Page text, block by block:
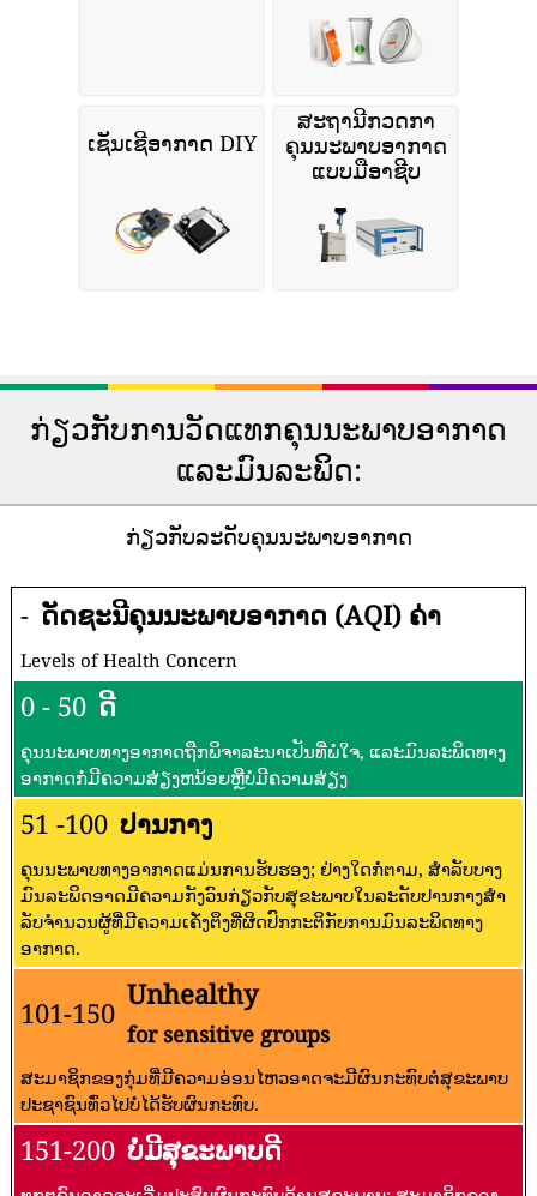
ເຊັນເຊີອາກາດ DIY
ສະຖານີກວດກາ
ຄຸນນະພາບອາກາດ
ແບບມືອາຊີບ
ກ່ຽວກັບການວັດແທກຄຸນນະພາບອາກາດ
ແລະມົນລະພິດ:
ກ່ຽວກັບລະດັບຄຸນນະພາບອາກາດ
- ດັດຊະນີຄຸນນະພາບອາກາດ (AQI) ຄ່າ
Levels of Health Concern
0 - 50 ດີ
ຄຸນນະພາບທາງອາກາດຖືກພິຈາລະນາເປັນທີ່ພໍໃຈ, ແລະມົນລະພິດທາງ
ອາກາດກໍ່ມີຄວາມສ່ຽງຫນ້ອຍຫຼືບໍ່ມີຄວາມສ່ຽງ
51 -100 ປານກາງ
ຄຸນນະພາບທາງອາກາດແມ່ນການຮັບຮອງ; ຢ່າງໃດກໍ່ຕາມ, ສໍາລັບບາງ
ມົນລະພິດອາດມີຄວາມກັງວົນກ່ຽວກັບສຸຂະພາບໃນລະດັບປານກາງສໍາ
ລັບຈໍານວນຜູ້ທີ່ມີຄວາມເຄັ່ງຕຶງທີ່ຜິດປົກກະຕິກັບການມົນລະພິດທາງ
ອາກາດ.
101-150
Unhealthy
for sensitive groups
ສະມາຊິກຂອງກຸ່ມທີ່ມີຄວາມອ່ອນໄຫວອາດຈະມີຜົນກະທົບຕໍ່ສຸຂະພາບ
ປະຊາຊົນທົ່ວໄປບໍ່ໄດ້ຮັບຜົນກະທົບ.
151-200 ບໍ່ມີສຸຂະພາບດີ